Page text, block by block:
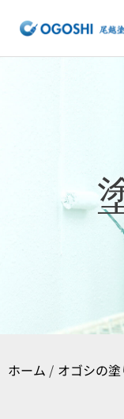
ス
ホーム / オゴシの